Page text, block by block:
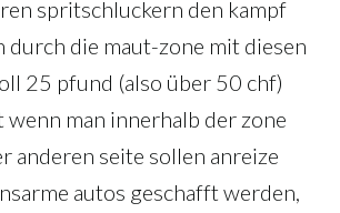
spritschluckern den kampf
durch die maut-zone mit diesen
25 pfund (also über 50 chf)
wenn man innerhalb der zone
anderen seite sollen anreize
autos geschafft werden,